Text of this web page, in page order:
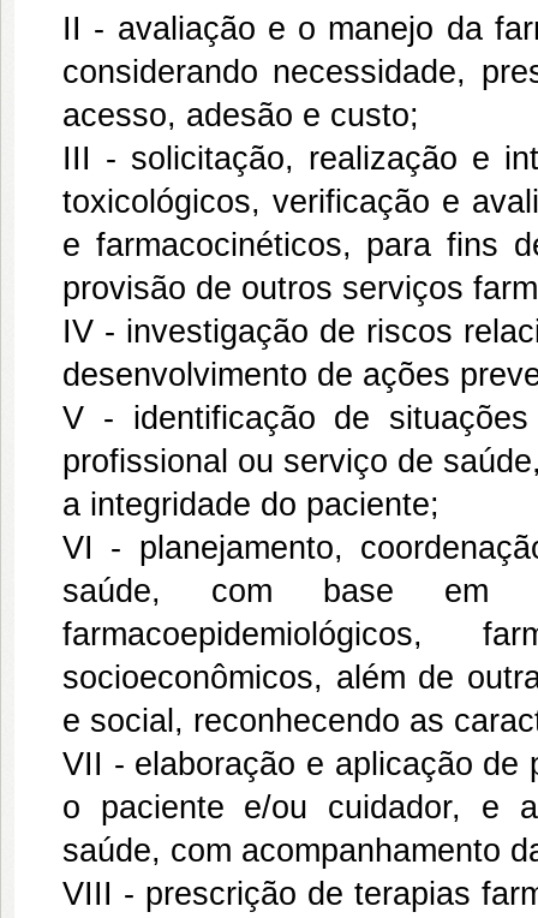
II - avaliação e o manejo da
considerando necessidade,
acesso, adesão e custo;
III - solicitação, realização e
toxicológicos, verificação e
e farmacocinéticos, para fins
provisão de outros serviços
IV - investigação de riscos
desenvolvimento de ações
V - identificação de
profissional ou serviço de
a integridade do paciente;
VI - planejamento,
saúde, com base em
farmacoepidemiológicos,
socioeconômicos, além de
e social, reconhecendo as
VII - elaboração e aplicação de
o paciente e/ou cuidador, e
saúde, com acompanhamento
VIII - prescrição de terapias